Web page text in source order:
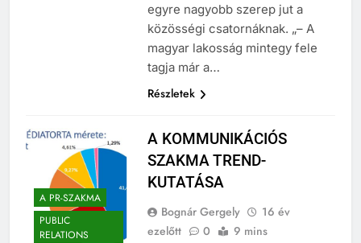
egyre nagyobb szerep jut a
közösségi csatornáknak. „– A
magyar lakosság mintegy fele
tagja már a…
Részletek
A PR-SZAKMA
PUBLIC
RELATIONS
A KOMMUNIKÁCIÓS
SZAKMA TREND-
KUTATÁSA
Bognár Gergely
16 év
ezelőtt
0 9 mins